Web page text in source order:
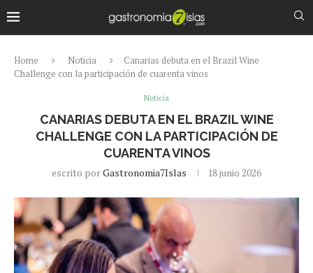
Home Noticia
Canarias debuta en el Brazil Wine
Challenge con la participación de cuarenta vinos
Noticia
CANARIAS DEBUTA EN EL BRAZIL WINE
CHALLENGE CON LA PARTICIPACIÓN DE
CUARENTA VINOS
escrito porGastronomia7Islas 18 junio 2026